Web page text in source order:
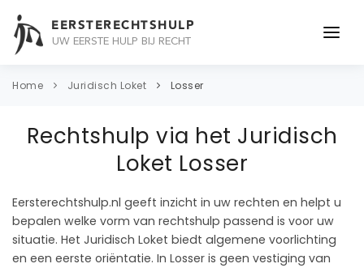
EERSTERECHTSHULP
UW EERSTE HULP BIJ RECHT
ONDERWERPEN
CONTACT
Home Juridisch Loket Losser
Rechtshulp via het Juridisch
Loket Losser
Eersterechtshulp.nl geeft inzicht in uw rechten en helpt u
bepalen welke vorm van rechtshulp passend is voor uw
situatie. Het Juridisch Loket biedt algemene voorlichting
en een eerste oriëntatie. In Losser is geen vestiging van